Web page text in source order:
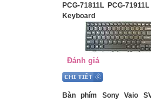
PCG-71811L PCG-
Keyboard
Đánh giá
Bàn phím Sony Vaio